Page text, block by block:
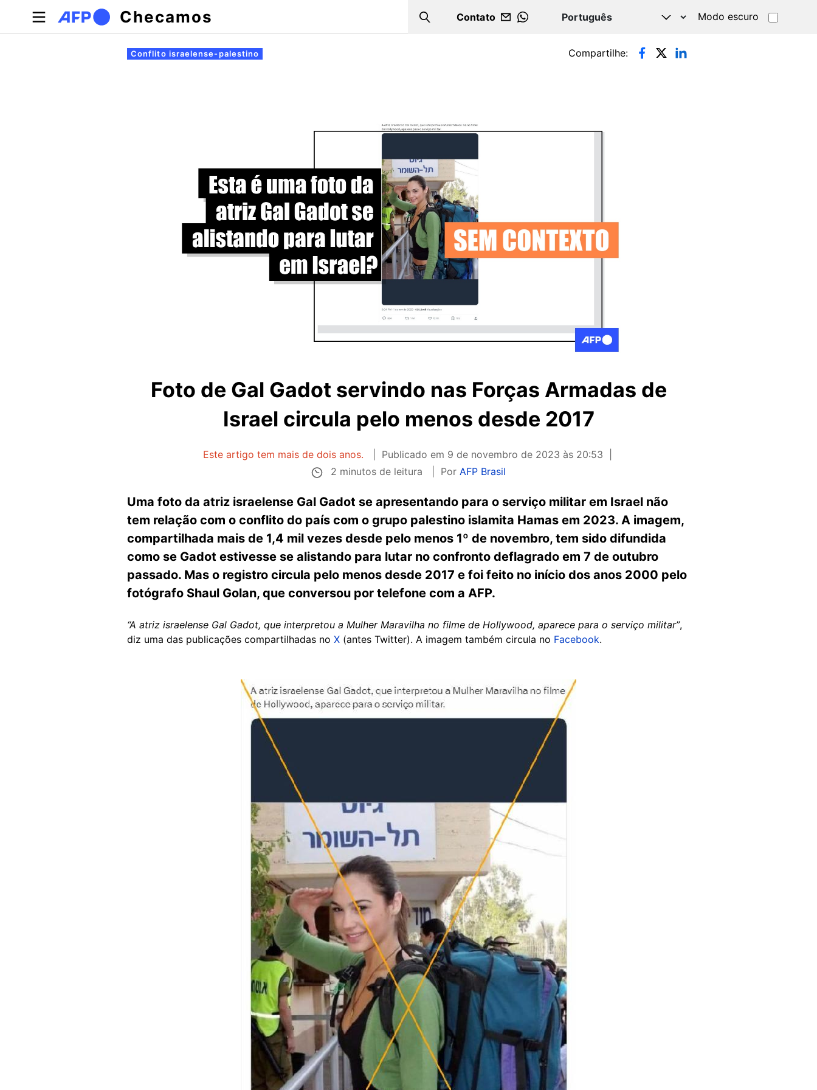
Pular para o conteúdo principal
Checamos Search
Contato
WHATSAPP
Modo escuro
Abas primárias
Conflito israelense-palestino Compartilhe:
Foto de Gal Gadot servindo nas Forças Armadas de
Israel circula pelo menos desde 2017
Este artigo tem mais de dois anos. Publicado em 9 de novembro de 2023 às 20:53
2 minutos de leitura
Por AFP Brasil
Uma foto da atriz israelense Gal Gadot se apresentando para o serviço militar em Israel não
tem relação com o conflito do país com o grupo palestino islamita Hamas em 2023. A imagem,
compartilhada mais de 1,4 mil vezes desde pelo menos 1º de novembro, tem sido difundida
como se Gadot estivesse se alistando para lutar no confronto deflagrado em 7 de outubro
passado. Mas o registro circula pelo menos desde 2017 e foi feito no início dos anos 2000 pelo
fotógrafo Shaul Golan, que conversou por telefone com a AFP.
“A atriz israelense Gal Gadot, que interpretou a Mulher Maravilha no filme de Hollywood, aparece para o serviço militar”,
diz uma das publicações compartilhadas no X (antes Twitter). A imagem também circula no Facebook.